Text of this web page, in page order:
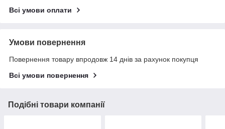
Всі умови оплати
Умови повернення
Повернення товару впродовж 14 днів за рахунок покупця
Всі умови повернення
Подібні товари компанії